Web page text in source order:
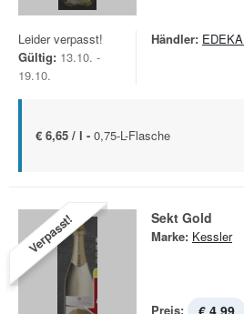
Leider verpasst!
Gültig: 13.10. -
19.10.
Händler:
€ 6,65 / l - 0,75-L-Flasche
Verpasst! Sekt Gold
Marke: Kessler
Preis: € 4,99